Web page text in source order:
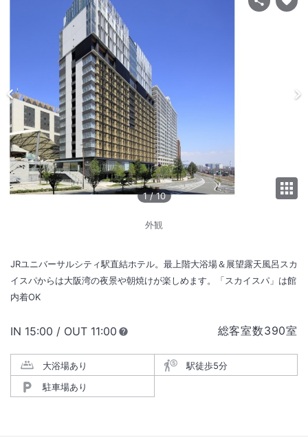
1 /10
外観
JRユニバーサルシティ駅直結ホテル。最上階大浴場＆展望露天風呂スカ
イスパからは大阪湾の夜景や朝焼けが楽しめます。「スカイスパ」は館
内着OK
総客室数390室
IN チェックイン
15:00 / OUT チェックアウト
11:00
大浴場あり
駅徒歩5分
駐車場あり